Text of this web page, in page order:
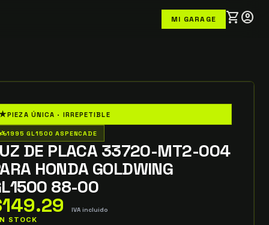
MI GARAGE shopping_cartaccount_circle
PIEZA ÚNICA · IRREPETIBLE
1995 GL1500 ASPENCADE
DE PLACA 33720-MT2-004
HONDA GOLDWING
88-00
149.29 IVA incluido
STOCK